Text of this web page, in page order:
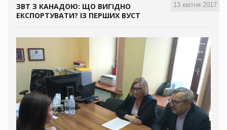
13 квітня 2017
ЗВТ З КАНАДОЮ: ЩО ВИГІДНО
ЕКСПОРТУВАТИ? ІЗ ПЕРШИХ ВУСТ